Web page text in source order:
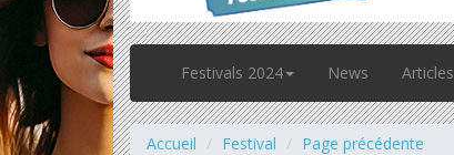
Festivals 2024 News Articles
Accueil Festival Page précédente